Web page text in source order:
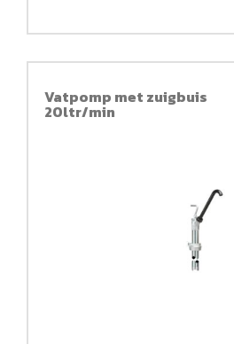
Vatpomp met zuigbuis
20ltr/min